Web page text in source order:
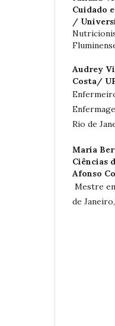
Cuidado
/
Audrey
Costa/
Rio de
Maria
Ciências
Afonso
Mestre
de